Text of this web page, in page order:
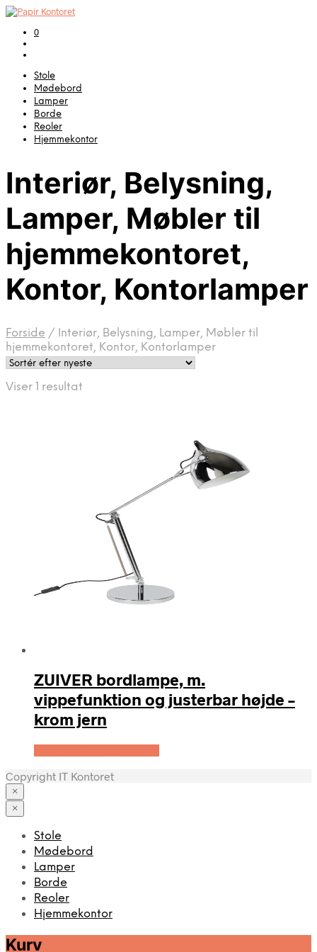
0
Stole
Mødebord
Lamper
Borde
Reoler
Hjemmekontor
Interiør, Belysning,
Lamper, Møbler til
hjemmekontoret,
Kontor, Kontorlamper
Forside / Interiør, Belysning, Lamper, Møbler til
hjemmekontoret, Kontor, Kontorlamper
Viser 1 resultat
ZUIVER bordlampe, m.
vippefunktion og justerbar højde –
krom jern
Copyright IT Kontoret
×
×
Stole
Mødebord
Lamper
Borde
Reoler
Hjemmekontor
Kurv